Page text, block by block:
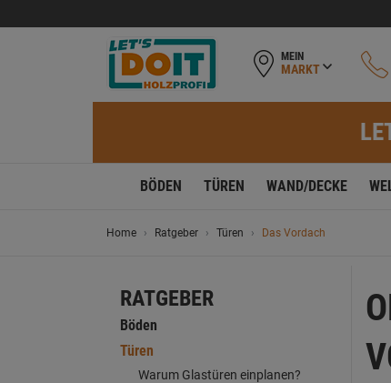
MEIN
MARKT
BÖDEN TÜREN WAND/DECKE
Home Ratgeber Türen Das Vordach
RATGEBER
Böden
Türen
Warum Glastüren einplanen?